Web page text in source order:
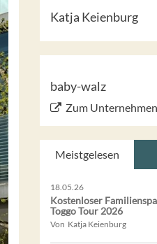
Katja Keienburg
baby-walz
Zum Unternehmen
Meistgelesen
18.05.26
Kostenloser
Toggo Tour 2026
Von Katja Keienburg